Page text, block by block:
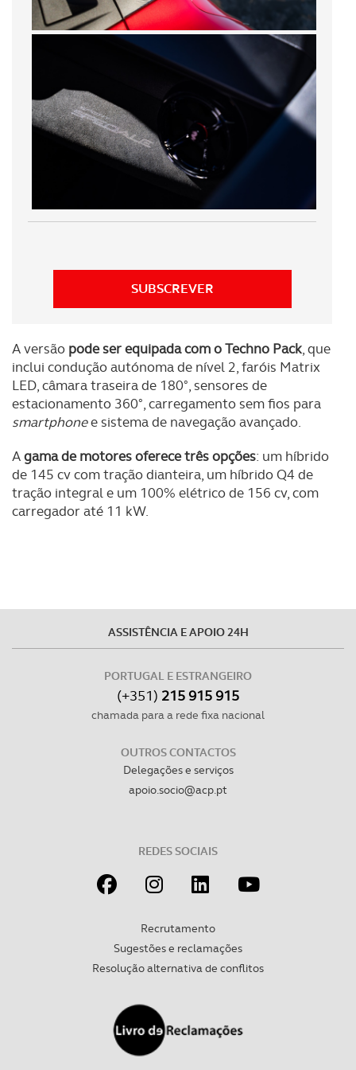
necessário no contexto dos serviços a prestar.
Realçamos que o bloqueio de certo tipo de Cookies e
tecnologias similares pode ter impacto na sua
experiência de navegação no Website e nos serviços
disponibilizados.
Consulte a política de cookies do site.
SUBSCREVER
A versão pode ser equipada com o Techno Pack, que
inclui condução autónoma de nível 2, faróis Matrix
LED, câmara traseira de 180°, sensores de
estacionamento 360°, carregamento sem fios para
smartphonee sistema de navegação avançado.
Agama de motores oferece três opções: um híbrido
de 145 cv com tração dianteira, um híbrido Q4 de
tração integral e um 100% elétrico de 156 cv, com
carregador até 11 kW.
ASSISTÊNCIA E APOIO 24H
PORTUGAL E ESTRANGEIRO
(+351) 215 915 915
chamada para a rede fixa nacional
OUTROS CONTACTOS
Delegações e serviços
apoio.socio@acp.pt
REDES SOCIAIS
Recrutamento
Sugestões e reclamações
Resolução alternativa de conflitos